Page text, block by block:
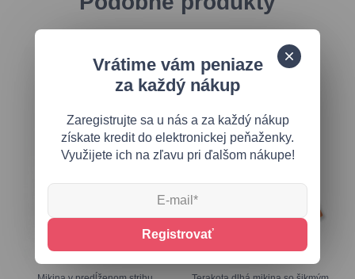
Vrátime vám peniaze
za každý nákup
Zaregistrujte sa u nás a za každý nákup
získate kredit do elektronickej peňaženky.
Využijete ich na zľavu pri ďalšom nákupe!
Registrovať